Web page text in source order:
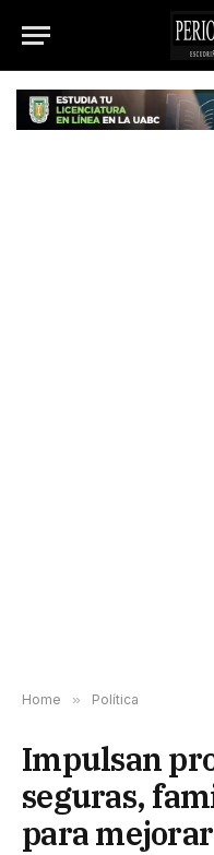
Home » Política
Impulsan
seguras,
para